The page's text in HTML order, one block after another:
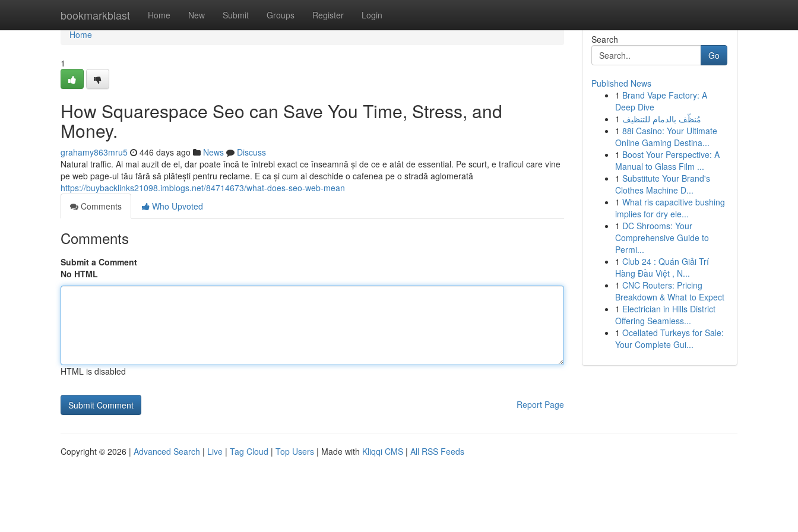
bookmarkblast Home New Submit Groups Register Login
Home
Home
1
How Squarespace Seo can Save You Time, Stress, and
Money.
grahamy863mru5 446 days ago News
Discuss
Natural traffic. Ai mai auzit de el, dar poate încă te întrebi exact ce înseamnă și de ce e atât de essential. Pe scurt, e traficul care vine
pe web page-ul tău fără să plătești pentru reclame. E ca și cum ai deschide o cafenea pe o stradă aglomerată
https://buybacklinks21098.imblogs.net/84714673/what-does-seo-web-mean
Comments
Who Upvoted
Comments
Submit a Comment
No HTML
HTML is disabled
Report Page
Search
Go
Published News
1 Brand Vape Factory: A
Deep Dive
1 مُنظّف بالدمام للتنظيف
1 88i Casino: Your Ultimate
Online Gaming Destina...
1 Boost Your Perspective: A
Manual to Glass Film ...
1 Substitute Your Brand's
Clothes Machine D...
1 What ris capacitive bushing
implies for dry ele...
1 DC Shrooms: Your
Comprehensive Guide to
Permi...
1 Club 24 : Quán Giải Trí
Hàng Đầu Việt , N...
1 CNC Routers: Pricing
Breakdown & What to Expect
1 Electrician in Hills District
Offering Seamless...
1 Ocellated Turkeys for Sale:
Your Complete Gui...
Copyright © 2026 | Advanced Search | Live | Tag Cloud | Top Users | Made with Kliqqi CMS | All RSS Feeds